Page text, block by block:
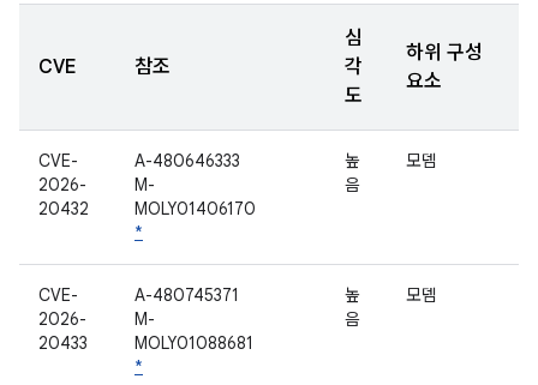
CVE 참조
심
각
도
하위 구성
요소
CVE-
2026-
20432
A-480646333
M-
MOLY01406170
*
높
음
모뎀
CVE-
2026-
20433
A-480745371
M-
MOLY01088681
*
높
음
모뎀